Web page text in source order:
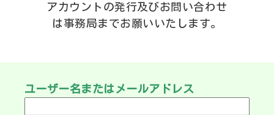
アカウントの発行及びお問い合わせ
は事務局までお願いいたします。
ユーザー名またはメールアドレス